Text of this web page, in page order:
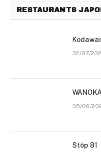
RESTAURANTS
02/07/
WANOKA
05/06/
Stōp 81